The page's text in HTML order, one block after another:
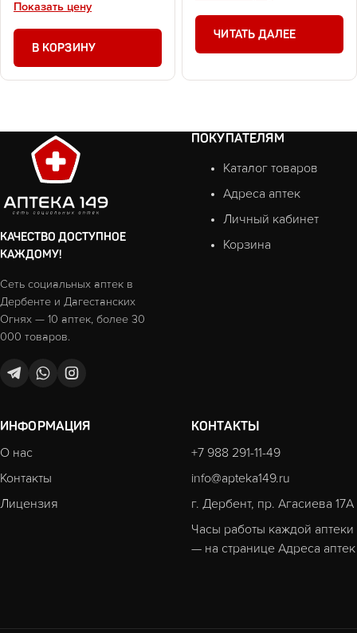
Показать цену
В КОРЗИНУ
ЧИТАТЬ ДАЛЕЕ
КАЧЕСТВО ДОСТУПНОЕ
КАЖДОМУ!
Сеть социальных аптек в
Дербенте и Дагестанских
Огнях — 10 аптек, более 30
000 товаров.
ПОКУПАТЕЛЯМ
Каталог товаров
Адреса аптек
Личный кабинет
Корзина
ИНФОРМАЦИЯ
О нас
Контакты
Лицензия
КОНТАКТЫ
+7 988 291-11-49
info@apteka149.ru
г. Дербент, пр. Агасиева 17А
Часы работы каждой аптеки
— на странице Адреса аптек